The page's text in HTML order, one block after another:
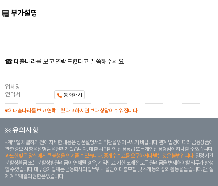
부가설명
☎ 대출나라를 보고 연락드렸다고 말씀해주세요
업체명
연락처
통화하기
대출나라를 보고 연락드렸다고 하시면 보다 상담이 쉬워집니다.
※ 유의사항
계약을 체결하기 전에 자세한 내용은 상품설명서와 약관을 읽어보시기 바랍니다. 관계 법령에 따라 금융상품에
관한 중요 사항을 설명받을 권리가 있습니다. 대 출 시 귀하의 신용등급 또는 개인신용평점이 하락할 수 있습니다.
과도한 빚은 당신 에게 큰 불행을 안겨줄 수 있습니다. 중개수수료를 요구하거나 받는 것은 불법입니다. 일정 기간
분할상환금 또는 분할상환원리금이 연체될 경우, 계약만료 기한 도래전 모든 원리금을 변제해야할 의무가 발생
할 수 있습니다. 대부중개업체는 금융회사의 업무위탁을 받아 대출모집 및 소개 등의 섭외 활동을 돕습니다. 단, 실
제 계약체결의 권한은 없습니다.